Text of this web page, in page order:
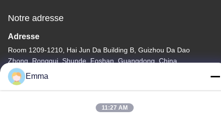
Notre adresse
Adresse
Room 1209-1210, Hai Jun Da Building B, Guizhou Da Dao
Zhong, Ronggui, Shunde, Foshan, Guangdong, China
Télégramme
86-15816904632
Emma
11:27 AM